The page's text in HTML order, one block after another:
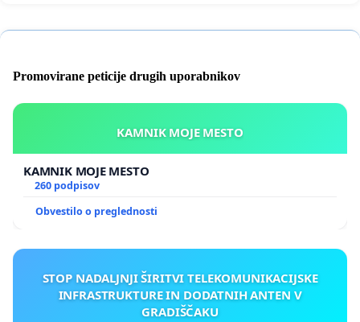
Promovirane peticije drugih uporabnikov
KAMNIK MOJE MESTO
KAMNIK MOJE MESTO
260 podpisov
Obvestilo o preglednosti
STOP NADALJNJI ŠIRITVI TELEKOMUNIKACIJSKE
INFRASTRUKTURE IN DODATNIH ANTEN V
GRADIŠČAKU